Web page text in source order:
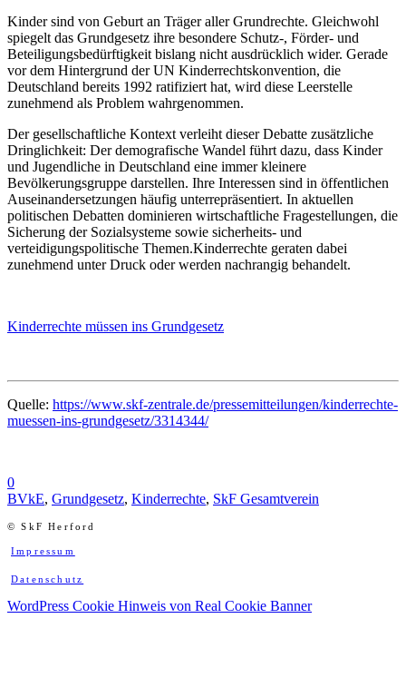
Kinder sind von Geburt an Träger aller Grundrechte. Gleichwohl
spiegelt das Grundgesetz ihre besondere Schutz-, Förder- und
Beteiligungsbedürftigkeit bislang nicht ausdrücklich wider. Gerade
vor dem Hintergrund der UN Kinderrechtskonvention, die
Deutschland bereits 1992 ratifiziert hat, wird diese Leerstelle
zunehmend als Problem wahrgenommen.
Der gesellschaftliche Kontext verleiht dieser Debatte zusätzliche
Dringlichkeit: Der demografische Wandel führt dazu, dass Kinder
und Jugendliche in Deutschland eine immer kleinere
Bevölkerungsgruppe darstellen. Ihre Interessen sind in öffentlichen
Auseinandersetzungen häufig unterrepräsentiert. In aktuellen
politischen Debatten dominieren wirtschaftliche Fragestellungen, die
Sicherung der Sozialsysteme sowie sicherheits- und
verteidigungspolitische Themen.Kinderrechte geraten dabei
zunehmend unter Druck oder werden nachrangig behandelt.
Kinderrechte müssen ins Grundgesetz
Quelle: https://www.skf-zentrale.de/pressemitteilungen/kinderrechte-
muessen-ins-grundgesetz/3314344/
0
BVkE, Grundgesetz, Kinderrechte, SkF Gesamtverein
© SkF Herford
Impressum
Datenschutz
WordPress Cookie Hinweis von Real Cookie Banner